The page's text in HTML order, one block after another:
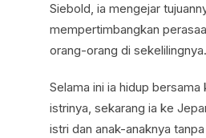
Siebold, ia mengejar
mempertimbangkan
orang-orang di sekelilingnya.
Selama ini ia hidup bersama
istrinya, sekarang ia ke
istri dan anak-anaknya